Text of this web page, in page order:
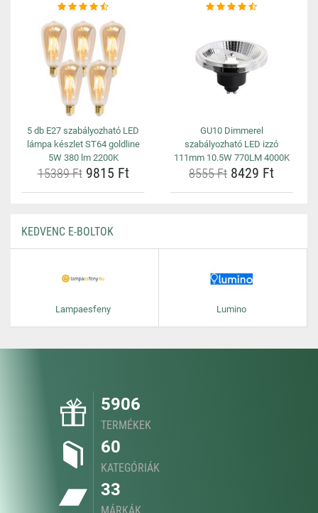
5 db E27 szabályozható LED
lámpa készlet ST64 goldline
5W 380 lm 2200K
15389 Ft9815 Ft
GU10 Dimmerel
szabályozható LED izzó
111mm 10.5W 770LM 4000K
8555 Ft 8429 Ft
KEDVENC E-BOLTOK
Lampaesfeny Lumino
5906
TERMÉKEK
60
KATEGÓRIÁK
33